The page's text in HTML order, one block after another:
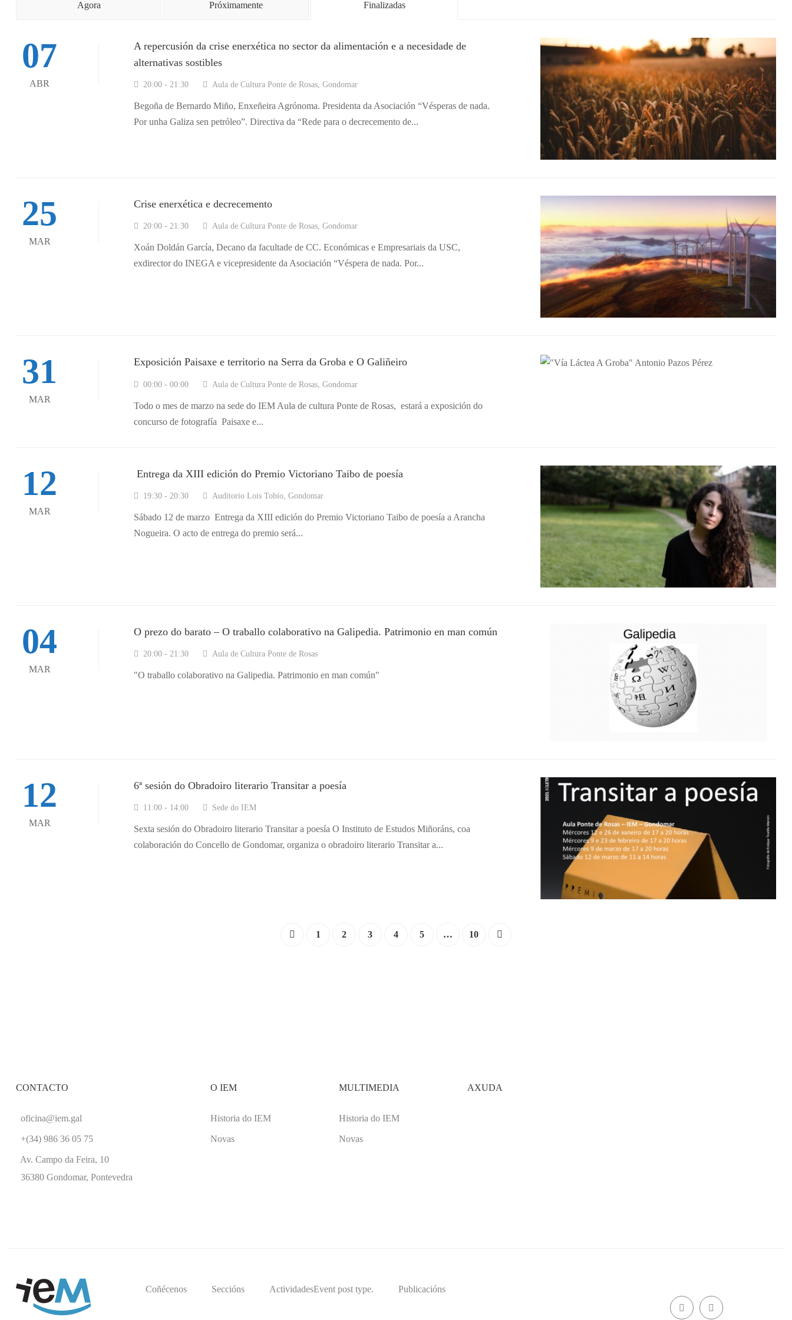
Agora Próximamente Finalizadas
07
ABR
A repercusión da crise enerxética no sector da alimentación e a necesidade de
alternativas sostibles
20:00 - 21:30 Aula de Cultura Ponte de Rosas, Gondomar
Begoña de Bernardo Miño, Enxeñeira Agrónoma. Presidenta da Asociación “Vésperas de nada.
Por unha Galiza sen petróleo”. Directiva da “Rede para o decrecemento de...
25
MAR
Crise enerxética e decrecemento
20:00 - 21:30 Aula de Cultura Ponte de Rosas, Gondomar
Xoán Doldán García, Decano da facultade de CC. Económicas e Empresariais da USC,
exdirector do INEGA e vicepresidente da Asociación “Véspera de nada. Por...
31
MAR
Exposición Paisaxe e territorio na Serra da Groba e O Galiñeiro
00:00 - 00:00 Aula de Cultura Ponte de Rosas, Gondomar
Todo o mes de marzo na sede do IEM Aula de cultura Ponte de Rosas, estará a exposición do
concurso de fotografía Paisaxe e...
12
MAR
Entrega da XIII edición do Premio Victoriano Taibo de poesía
19:30 - 20:30 Auditorio Lois Tobío, Gondomar
Sábado 12 de marzo Entrega da XIII edición do Premio Victoriano Taibo de poesía a Arancha
Nogueira. O acto de entrega do premio será...
04
MAR
O prezo do barato – O traballo colaborativo na Galipedia. Patrimonio en man común
20:00 - 21:30 Aula de Cultura Ponte de Rosas
"O traballo colaborativo na Galipedia. Patrimonio en man común"
12
MAR
6ª sesión do Obradoiro literario Transitar a poesía
11:00 - 14:00 Sede do IEM
Sexta sesión do Obradoiro literario Transitar a poesía O Instituto de Estudos Miñoráns, coa
colaboración do Concello de Gondomar, organiza o obradoiro literario Transitar a...
1 2 3 4 5 … 10
CONTACTO
oficina@iem.gal
+(34) 986 36 05 75
Av. Campo da Feira, 10
36380 Gondomar, Pontevedra
O IEM
Historia do IEM
Novas
MULTIMEDIA
Historia do IEM
Novas
AXUDA
Coñécenos Seccións ActividadesEvent post type. Publicacións